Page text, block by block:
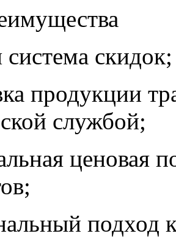
система скидок;
продукции
службой;
ценовая
подход